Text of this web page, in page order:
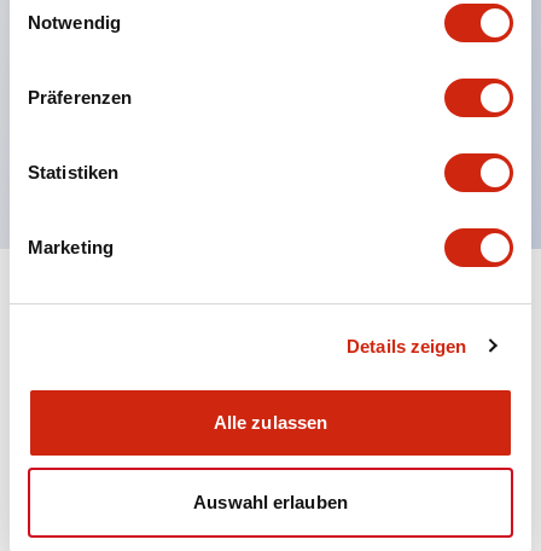
Notwendig
Präferenzen
Statistiken
Marketing
Details zeigen
Alle zulassen
Auswahl erlauben
das An- und Abnehmen des Verriegelungshebels.
Schutzart ist Spritzwassergeschützt, IP65 (IEC
60529). (Der Summer ist geschlossen ausgeführt)